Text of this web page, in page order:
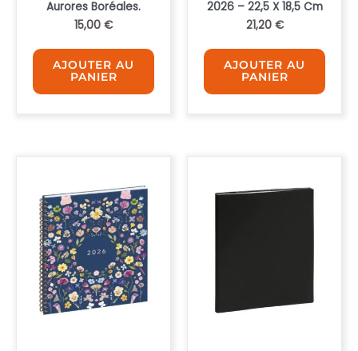
Aurores Boréales.
15,00 €
AJOUTER AU
PANIER
2026 – 22,5 X 18,5 Cm
21,20 €
AJOUTER AU
PANIER